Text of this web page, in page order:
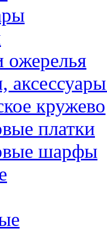
ожерелья
кружево
платки
шарфы